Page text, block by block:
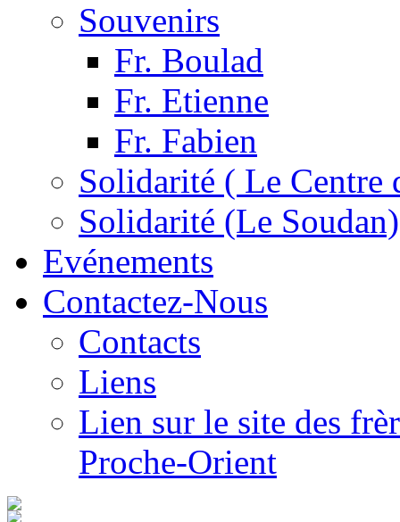
Souvenirs
Fr. Boulad
Fr. Etienne
Fr. Fabien
Solidarité ( Le Centre
Solidarité (Le Soudan)
Evénements
Contactez-Nous
Contacts
Liens
Lien sur le site des
Proche-Orient